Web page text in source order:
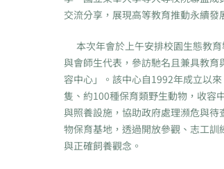
交流分享，展現高等教育推動永續發
本次年會於上午安排校園生態教
與會師生代表，參訪馳名且兼具教
容中心」。該中心自1992年成立以
隻、約100種保育類野生動物，收容
與照養設施，協助政府處理瀕危與
物保育基地，透過開放參觀、志工
與正確飼養觀念。